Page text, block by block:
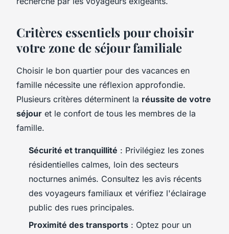
Critères essentiels pour choisir
votre zone de séjour familiale
Choisir le bon quartier pour des vacances en
famille nécessite une réflexion approfondie.
Plusieurs critères déterminent la réussite de votre
séjour et le confort de tous les membres de la
famille.
Sécurité et tranquillité : Privilégiez les zones
résidentielles calmes, loin des secteurs
nocturnes animés. Consultez les avis récents
des voyageurs familiaux et vérifiez l'éclairage
public des rues principales.
Proximité des transports : Optez pour un